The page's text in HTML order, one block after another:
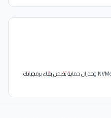
بمجرد مراجعة وتأكيد إيصال السداد، تنطلق تراخيصك السحابية وملفات الـ ZIP والـ SQL